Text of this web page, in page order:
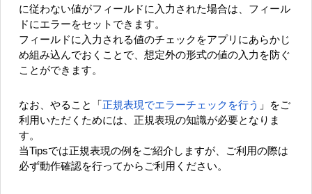
に従わない値がフィールドに入力された場合は、フィール
ドにエラーをセットできます。
フィールドに入力される値のチェックをアプリにあらかじ
め組み込んでおくことで、想定外の形式の値の入力を防ぐ
ことができます。
なお、やること「 正規表現でエラーチェックを行う 」をご
利用いただくためには、正規表現の知識が必要となりま
す。
当Tipsでは正規表現の例をご紹介しますが、ご利用の際は
必ず動作確認を行ってからご利用ください。